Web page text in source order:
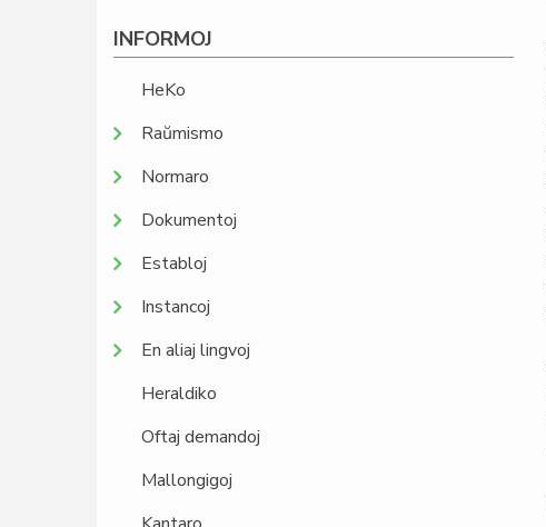
INFORMOJ
HeKo
Raŭmismo
Normaro
Dokumentoj
Establoj
Instancoj
En aliaj lingvoj
Heraldiko
Oftaj demandoj
Mallongigoj